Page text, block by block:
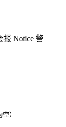
Notice 警
）